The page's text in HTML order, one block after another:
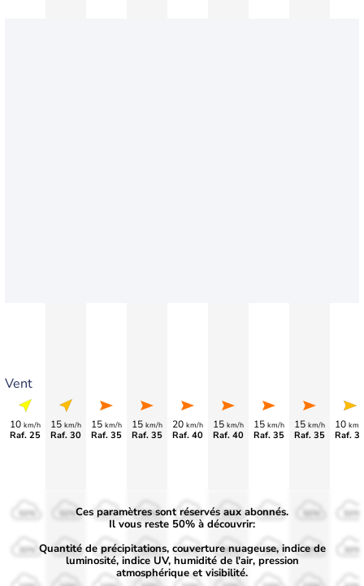
Vent
10 km/h
Raf. 25
15 km/h
Raf. 30
15 km/h
Raf. 35
15 km/h
Raf. 35
20 km/h
Raf. 40
15 km/h
Raf. 40
15 km/h
Raf. 35
15 km/h
Raf. 35
10 km/
Raf.
50%
30%
50%
30%
50%
30%
50%
30%
50%
30%
50%
30%
50%
30% 30% 30%
Ces paramètres sont réservés aux abonnés.
Il vous reste 50% à découvrir:
Quantité de précipitations, couverture nuageuse, indice de
luminosité, indice UV, humidité de l'air, pression
atmosphérique et visibilité.